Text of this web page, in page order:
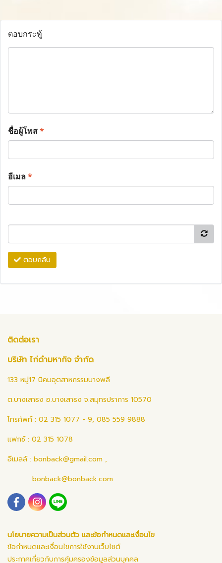
ตอบกระทู้
ชื่อผู้โพส*
อีเมล*
ตอบกลับ
ติดต่อเรา
บริษัท ไก่ดำมหากิจ จำกัด
133 หมู่17 นิคมอุตสาหกรรมบางพลี
ต.บางเสาธง อ.บางเสาธง จ.สมุทรปราการ 10570
โทรศัพท์ : 02 315 1077 - 9, 085 559 9888
แฟกซ์ : 02 315 1078
อีเมลล์ : bonback@gmail.com ,
bonback@bonback.com
นโยบายความเป็นส่วนตัว และข้อกำหนดและเงื่อนไข
ข้อกำหนดและเงื่อนไขการใช้งานเว็บไซต์
ประกาศเกี่ยวกับการคุ้มครองข้อมูลส่วนบุคคล